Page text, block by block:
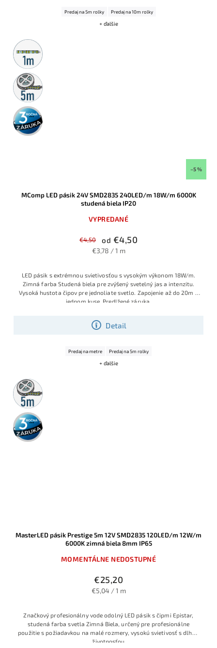
Predaj na 5m rolky Predaj na 10m rolky
+ ďalšie
Metrážny
predaj
5m
rolka
3 roky
záruka
–5 %
MComp LED pásik 24V SMD2835 240LED/m 18W/m 6000K
studená biela IP20
VYPREDANÉ
€4,50 od €4,50
€3,78 / 1 m
Detail
LED pásik s extrémnou svietivosťou s vysokým výkonom 18W/m.
Zimná farba Studená biela pre zvýšený svetelný jas a intenzitu.
Vysoká hustota čipov pre jednoliate svetlo. Zapojenie až do 20m v
jednom kuse. Predlžené záruka.
Predaj na metre Predaj na 5m rolky
+ ďalšie
5m
rolka
3 roky
záruka
MasterLED pásik Prestige 5m 12V SMD2835 120LED/m 12W/m
6000K zimná biela 8mm IP65
MOMENTÁLNE NEDOSTUPNÉ
€25,20
€5,04 / 1 m
Značkový profesionálny vode odolný LED pásik s čipmi Epistar,
studená farba svetla Zimná Biela, určený pre profesionálne
použitie s požiadavkou na malé rozmery, vysokú svietivosť s dlhou
životnosťou